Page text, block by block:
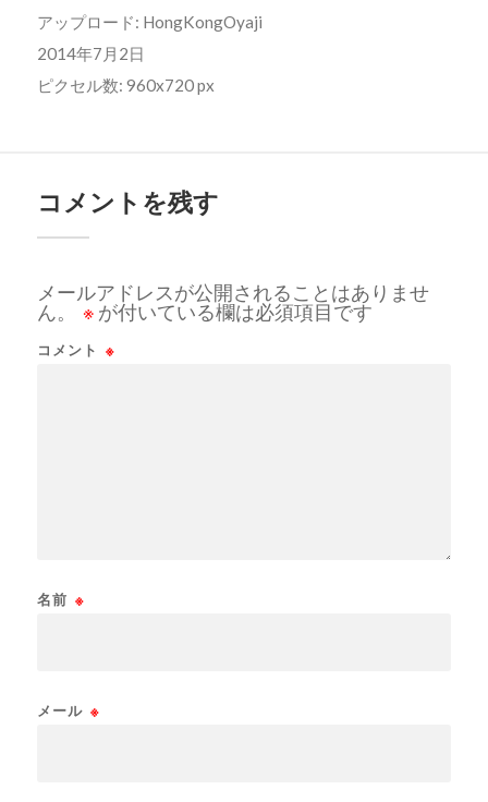
アップロード: HongKongOyaji
2014年7月2日
ピクセル数: 960x720 px
コメントを残す
メールアドレスが公開されることはありませ
ん。
※ が付いている欄は必須項目です
コメント ※
名前 ※
メール ※